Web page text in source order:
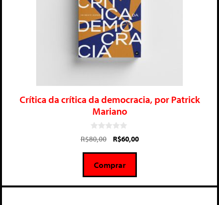
Crítica da crítica da democracia, por Patrick
Mariano
0
d
5
R$80,00 R$60,00
Comprar